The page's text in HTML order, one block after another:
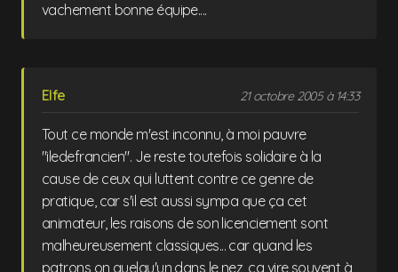
vachement bonne équipe....
Elfe 21 octobre 2005 à 14:33
Tout ce monde m'est inconnu, à moi pauvre
"iledefrancien". Je reste toutefois solidaire à la
cause de ceux qui luttent contre ce genre de
pratique, car s'il est aussi sympa que ça cet
animateur, les raisons de son licenciement sont
malheureusement classiques... car quand les
patrons on quelqu'un dans le nez, ça vire souvent à